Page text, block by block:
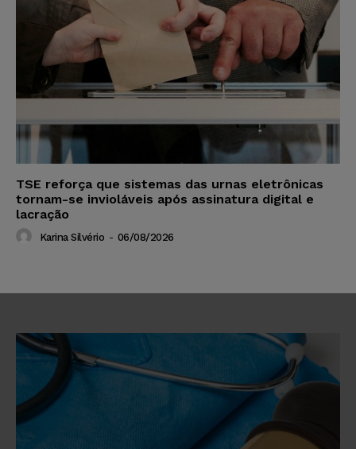
TSE reforça que sistemas das urnas eletrônicas
tornam-se invioláveis após assinatura digital e
lacração
Karina Silvério - 06/08/2026